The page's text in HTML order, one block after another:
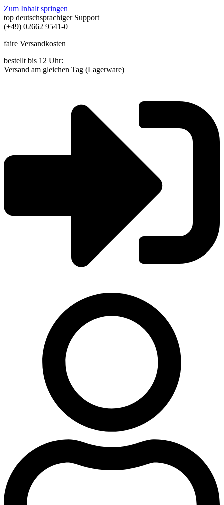
Zum Inhalt springen
top deutschsprachiger Support
(+49) 02662 9541-0
faire Versandkosten
bestellt bis 12 Uhr:
Versand am gleichen Tag (Lagerware)